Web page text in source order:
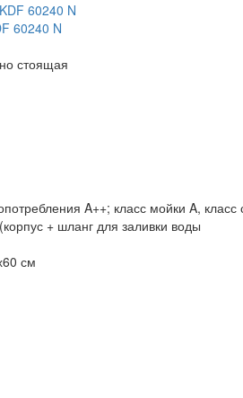
60240 N
стоящая
A++; класс мойки A, класс
+ шланг для заливки воды
см